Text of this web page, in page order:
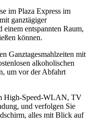
im Plaza Express im
ganztägiger
entspannten Raum,
können.
Ganztagesmahlzeiten mit
alkoholischen
um vor der Abfahrt
High-Speed-WLAN, TV
und verfolgen Sie
alles mit Blick auf